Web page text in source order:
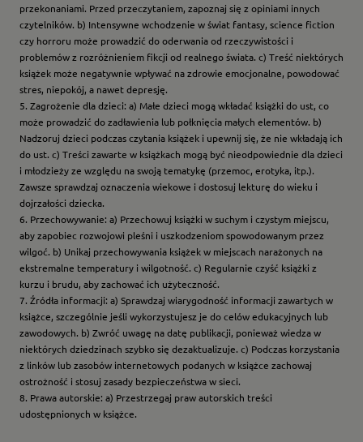
przekonaniami. Przed przeczytaniem, zapoznaj się z opiniami innych
czytelników. b) Intensywne wchodzenie w świat fantasy, science fiction
czy horroru może prowadzić do oderwania od rzeczywistości i
problemów z rozróżnieniem fikcji od realnego świata. c) Treść niektórych
książek może negatywnie wpływać na zdrowie emocjonalne, powodować
stres, niepokój, a nawet depresję.
5. Zagrożenie dla dzieci: a) Małe dzieci mogą wkładać książki do ust, co
może prowadzić do zadławienia lub połknięcia małych elementów. b)
Nadzoruj dzieci podczas czytania książek i upewnij się, że nie wkładają ich
do ust. c) Treści zawarte w książkach mogą być nieodpowiednie dla dzieci
i młodzieży ze względu na swoją tematykę (przemoc, erotyka, itp.).
Zawsze sprawdzaj oznaczenia wiekowe i dostosuj lekturę do wieku i
dojrzałości dziecka.
6. Przechowywanie: a) Przechowuj książki w suchym i czystym miejscu,
aby zapobiec rozwojowi pleśni i uszkodzeniom spowodowanym przez
wilgoć. b) Unikaj przechowywania książek w miejscach narażonych na
ekstremalne temperatury i wilgotność. c) Regularnie czyść książki z
kurzu i brudu, aby zachować ich użyteczność.
7. Źródła informacji: a) Sprawdzaj wiarygodność informacji zawartych w
książce, szczególnie jeśli wykorzystujesz je do celów edukacyjnych lub
zawodowych. b) Zwróć uwagę na datę publikacji, ponieważ wiedza w
niektórych dziedzinach szybko się dezaktualizuje. c) Podczas korzystania
z linków lub zasobów internetowych podanych w książce zachowaj
ostrożność i stosuj zasady bezpieczeństwa w sieci.
8. Prawa autorskie: a) Przestrzegaj praw autorskich treści
udostępnionych w książce.